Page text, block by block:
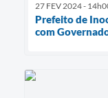
27 FEV 2024 -
Prefeito de
com